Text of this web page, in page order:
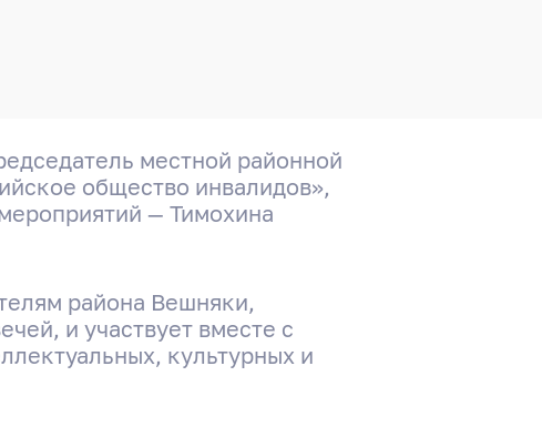
местной районной
общество инвалидов»,
— Тимохина
района Вешняки,
и участвует вместе с
культурных и